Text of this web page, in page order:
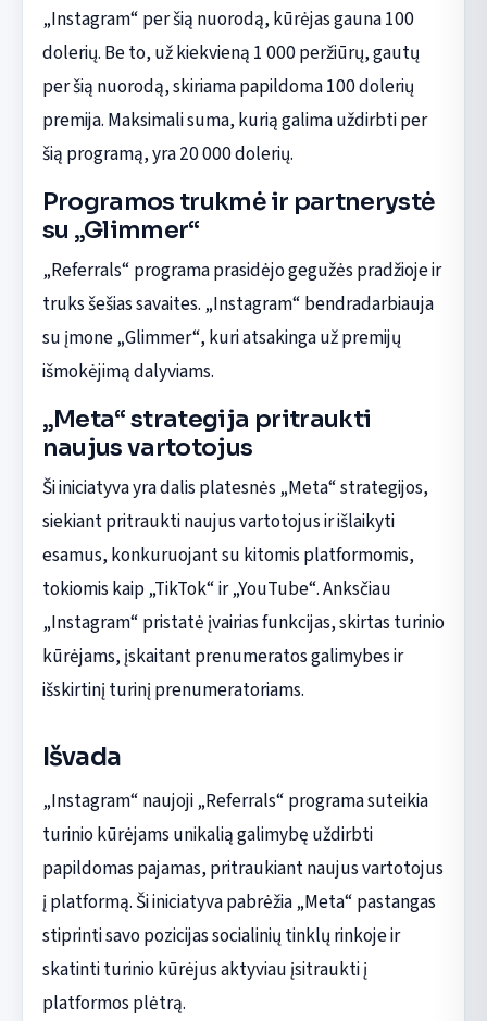
„Instagram“ per šią nuorodą, kūrėjas gauna 100
dolerių. Be to, už kiekvieną 1 000 peržiūrų, gautų
per šią nuorodą, skiriama papildoma 100 dolerių
premija. Maksimali suma, kurią galima uždirbti per
šią programą, yra 20 000 dolerių.
Programos trukmė ir partnerystė
su „Glimmer“
„Referrals“ programa prasidėjo gegužės pradžioje ir
truks šešias savaites. „Instagram“ bendradarbiauja
su įmone „Glimmer“, kuri atsakinga už premijų
išmokėjimą dalyviams.
„Meta“ strategija pritraukti
naujus vartotojus
Ši iniciatyva yra dalis platesnės „Meta“ strategijos,
siekiant pritraukti naujus vartotojus ir išlaikyti
esamus, konkuruojant su kitomis platformomis,
tokiomis kaip „TikTok“ ir „YouTube“. Anksčiau
„Instagram“ pristatė įvairias funkcijas, skirtas turinio
kūrėjams, įskaitant prenumeratos galimybes ir
išskirtinį turinį prenumeratoriams.
Išvada
„Instagram“ naujoji „Referrals“ programa suteikia
turinio kūrėjams unikalią galimybę uždirbti
papildomas pajamas, pritraukiant naujus vartotojus
į platformą. Ši iniciatyva pabrėžia „Meta“ pastangas
stiprinti savo pozicijas socialinių tinklų rinkoje ir
skatinti turinio kūrėjus aktyviau įsitraukti į
platformos plėtrą.